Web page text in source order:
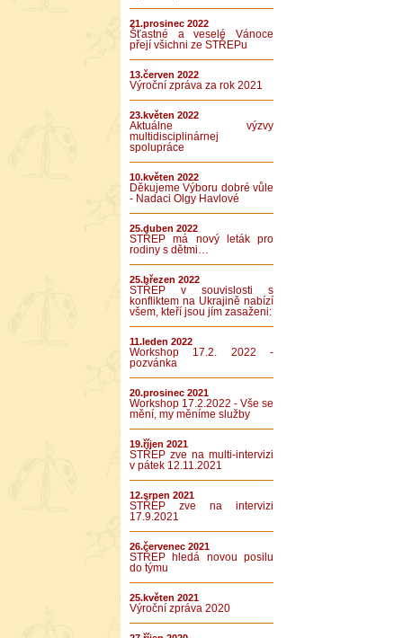
21.prosinec 2022
Šťastné a veselé Vánoce
přejí všichni ze STŘEPu
13.červen 2022
Výroční zpráva za rok 2021
23.květen 2022
Aktuálne výzvy
multidisciplinárnej
spolupráce
10.květen 2022
Děkujeme Výboru dobré vůle
- Nadaci Olgy Havlové
25.duben 2022
STŘEP má nový leták pro
rodiny s dětmi…
25.březen 2022
STŘEP v souvislosti s
konfliktem na Ukrajině nabízí
všem, kteří jsou jím zasaženi:
11.leden 2022
Workshop 17.2. 2022 -
pozvánka
20.prosinec 2021
Workshop 17.2.2022 - Vše se
mění, my měníme služby
19.říjen 2021
STŘEP zve na multi-intervizi
v pátek 12.11.2021
12.srpen 2021
STŘEP zve na intervizi
17.9.2021
26.červenec 2021
STŘEP hledá novou posilu
do týmu
25.květen 2021
Výroční zpráva 2020